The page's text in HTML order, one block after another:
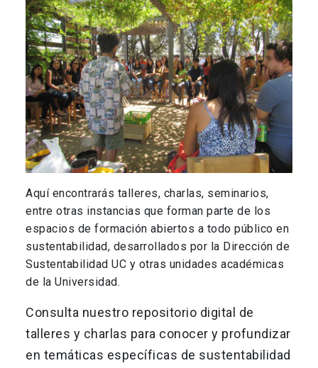
Aquí encontrarás talleres, charlas, seminarios,
entre otras instancias que forman parte de los
espacios de formación abiertos a todo público en
sustentabilidad, desarrollados por la Dirección de
Sustentabilidad UC y otras unidades académicas
de la Universidad.
Consulta nuestro repositorio digital de
talleres y charlas para conocer y profundizar
en temáticas específicas de sustentabilidad